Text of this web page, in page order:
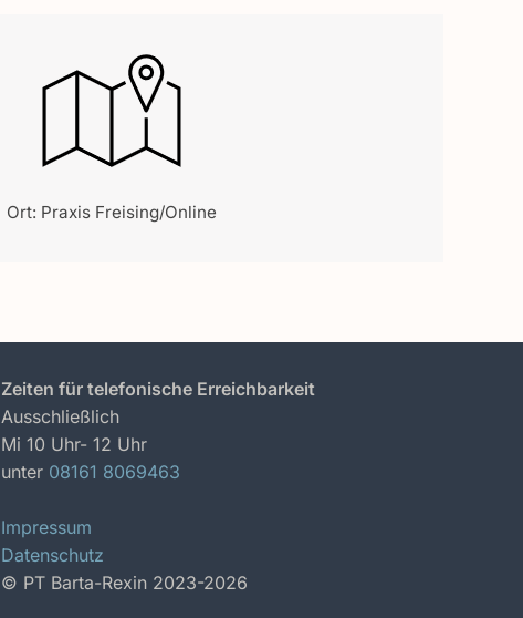
Ort: Praxis Freising/Online
Zeiten für telefonische Erreichbarkeit
Ausschließlich
Mi 10 Uhr- 12 Uhr
unter 08161 8069463
Impressum
Datenschutz
© PT Barta-Rexin 2023-2026